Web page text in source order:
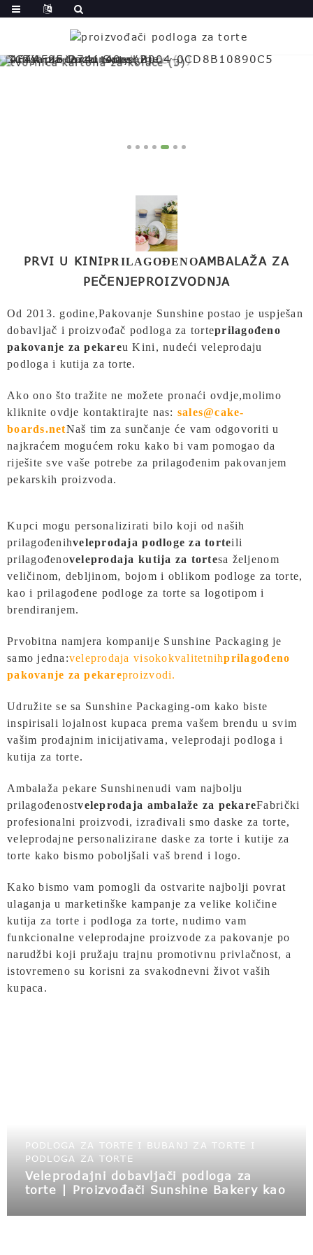
PRVI U KINIPRILAGOĐENOAMBALAŽA ZA
PEČENJEPROIZVODNJA
Od 2013. godine,Pakovanje Sunshine postao je uspješan
dobavljač i proizvođač podloga za torteprilagođeno
pakovanje za pekareu Kini, nudeći veleprodaju
podloga i kutija za torte.
Ako ono što tražite ne možete pronaći ovdje,molimo
kliknite ovdje kontaktirajte nas: sales@cake-
boards.netNaš tim za sunčanje će vam odgovoriti u
najkraćem mogućem roku kako bi vam pomogao da
riješite sve vaše potrebe za prilagođenim pakovanjem
pekarskih proizvoda.
Kupci mogu personalizirati bilo koji od naših
prilagođenihveleprodaja podloge za torteili
prilagođenoveleprodaja kutija za tortesa željenom
veličinom, debljinom, bojom i oblikom podloge za torte,
kao i prilagođene podloge za torte sa logotipom i
brendiranjem.
Prvobitna namjera kompanije Sunshine Packaging je
samo jedna:veleprodaja visokokvalitetnihprilagođeno
pakovanje za pekareproizvodi.
Udružite se sa Sunshine Packaging-om kako biste
inspirisali lojalnost kupaca prema vašem brendu u svim
vašim prodajnim inicijativama, veleprodaji podloga i
kutija za torte.
Ambalaža pekare Sunshinenudi vam najbolju
prilagođenostveleprodaja ambalaže za pekareFabrički
profesionalni proizvodi, izrađivali smo daske za torte,
veleprodajne personalizirane daske za torte i kutije za
torte kako bismo poboljšali vaš brend i logo.
Kako bismo vam pomogli da ostvarite najbolji povrat
ulaganja u marketinške kampanje za velike količine
kutija za torte i podloga za torte, nudimo vam
funkcionalne veleprodajne proizvode za pakovanje po
narudžbi koji pružaju trajnu promotivnu privlačnost, a
istovremeno su korisni za svakodnevni život vaših
kupaca.
PODLOGA ZA TORTE I BUBANJ ZA TORTE I
PODLOGA ZA TORTE
Veleprodajni dobavljači podloga za
torte | Proizvođači Sunshine Bakery kao
pekara, nudimo veleprodaju bubnjeva i